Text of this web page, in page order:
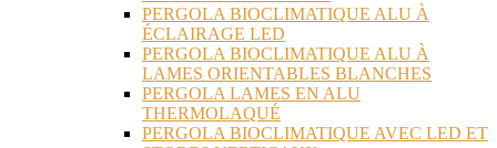
PERGOLA BIOCLIMATIQUE ALU À
ÉCLAIRAGE LED
PERGOLA BIOCLIMATIQUE ALU À
LAMES ORIENTABLES BLANCHES
PERGOLA LAMES EN ALU
THERMOLAQUÉ
PERGOLA BIOCLIMATIQUE AVEC LED ET